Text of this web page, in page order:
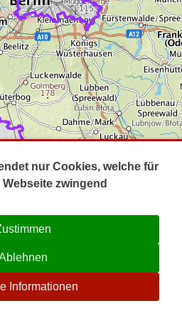
☉
nur Cookies, welche für
zwingend
Informationen